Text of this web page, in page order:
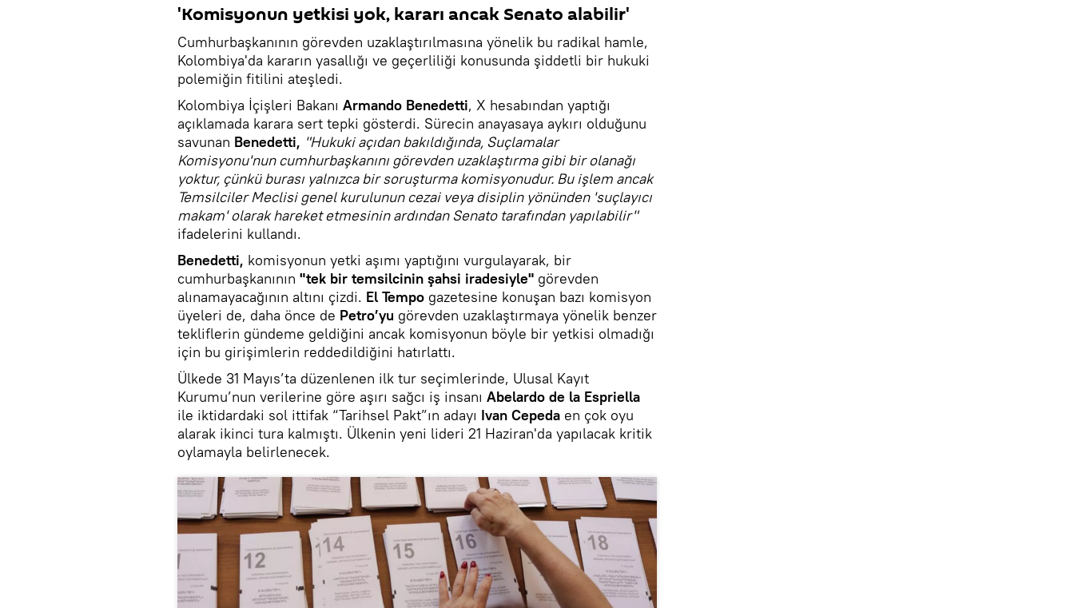
'Komisyonun yetkisi yok, kararı ancak Senato alabilir'
Cumhurbaşkanının görevden uzaklaştırılmasına yönelik bu radikal hamle,
Kolombiya'da kararın yasallığı ve geçerliliği konusunda şiddetli bir hukuki
polemiğin fitilini ateşledi.
Kolombiya İçişleri Bakanı Armando Benedetti, X hesabından yaptığı
açıklamada karara sert tepki gösterdi. Sürecin anayasaya aykırı olduğunu
savunan Benedetti, "Hukuki açıdan bakıldığında, Suçlamalar
Komisyonu'nun cumhurbaşkanını görevden uzaklaştırma gibi bir olanağı
yoktur, çünkü burası yalnızca bir soruşturma komisyonudur. Bu işlem ancak
Temsilciler Meclisi genel kurulunun cezai veya disiplin yönünden 'suçlayıcı
makam' olarak hareket etmesinin ardından Senato tarafından yapılabilir"
ifadelerini kullandı.
Benedetti, komisyonun yetki aşımı yaptığını vurgulayarak, bir
cumhurbaşkanının "tek bir temsilcinin şahsi iradesiyle" görevden
alınamayacağının altını çizdi. El Tempo gazetesine konuşan bazı komisyon
üyeleri de, daha önce de Petro’yu görevden uzaklaştırmaya yönelik benzer
tekliflerin gündeme geldiğini ancak komisyonun böyle bir yetkisi olmadığı
için bu girişimlerin reddedildiğini hatırlattı.
Ülkede 31 Mayıs’ta düzenlenen ilk tur seçimlerinde, Ulusal Kayıt
Kurumu’nun verilerine göre aşırı sağcı iş insanı Abelardo de la Espriella
ile iktidardaki sol ittifak “Tarihsel Pakt”ın adayı Ivan Cepeda en çok oyu
alarak ikinci tura kalmıştı. Ülkenin yeni lideri 21 Haziran'da yapılacak kritik
oylamayla belirlenecek.